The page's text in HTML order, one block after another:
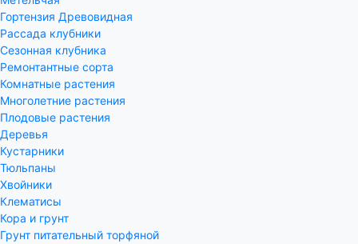
Гортензия Древовидная
Рассада клубники
Сезонная клубника
Ремонтантные сорта
Комнатные растения
Многолетние растения
Плодовые растения
Деревья
Кустарники
Тюльпаны
Хвойники
Клематисы
Кора и грунт
Грунт питательный торфяной